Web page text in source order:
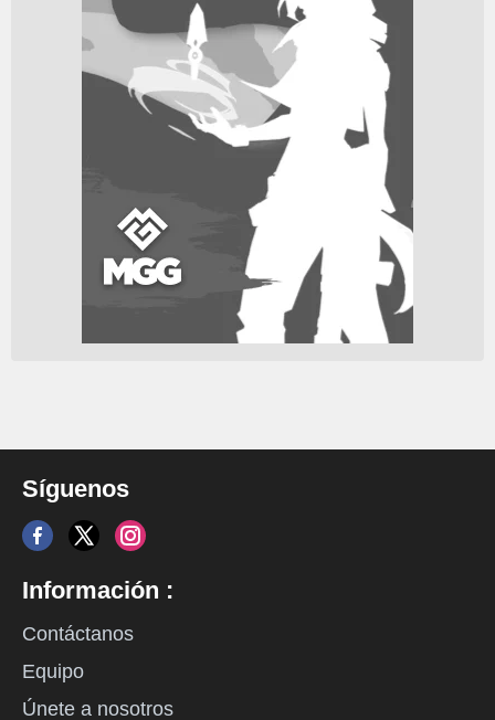
Síguenos
Información :
Contáctanos
Equipo
Únete a nosotros